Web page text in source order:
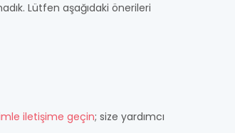
Lütfen aşağıdaki önerileri
iletişime geçin; size yardımcı